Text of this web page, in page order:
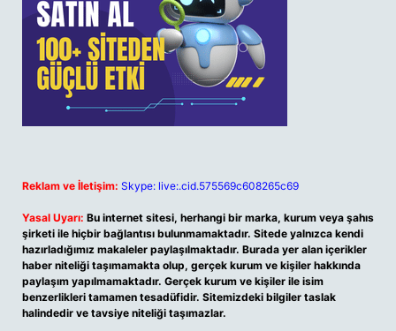
Reklam ve İletişim: Skype: live:.cid.575569c608265c69
Yasal Uyarı: Bu internet sitesi, herhangi bir marka, kurum veya şahıs
şirketi ile hiçbir bağlantısı bulunmamaktadır. Sitede yalnızca kendi
hazırladığımız makaleler paylaşılmaktadır. Burada yer alan içerikler
haber niteliği taşımamakta olup, gerçek kurum ve kişiler hakkında
paylaşım yapılmamaktadır. Gerçek kurum ve kişiler ile isim
benzerlikleri tamamen tesadüfidir. Sitemizdeki bilgiler taslak
halindedir ve tavsiye niteliği taşımazlar.